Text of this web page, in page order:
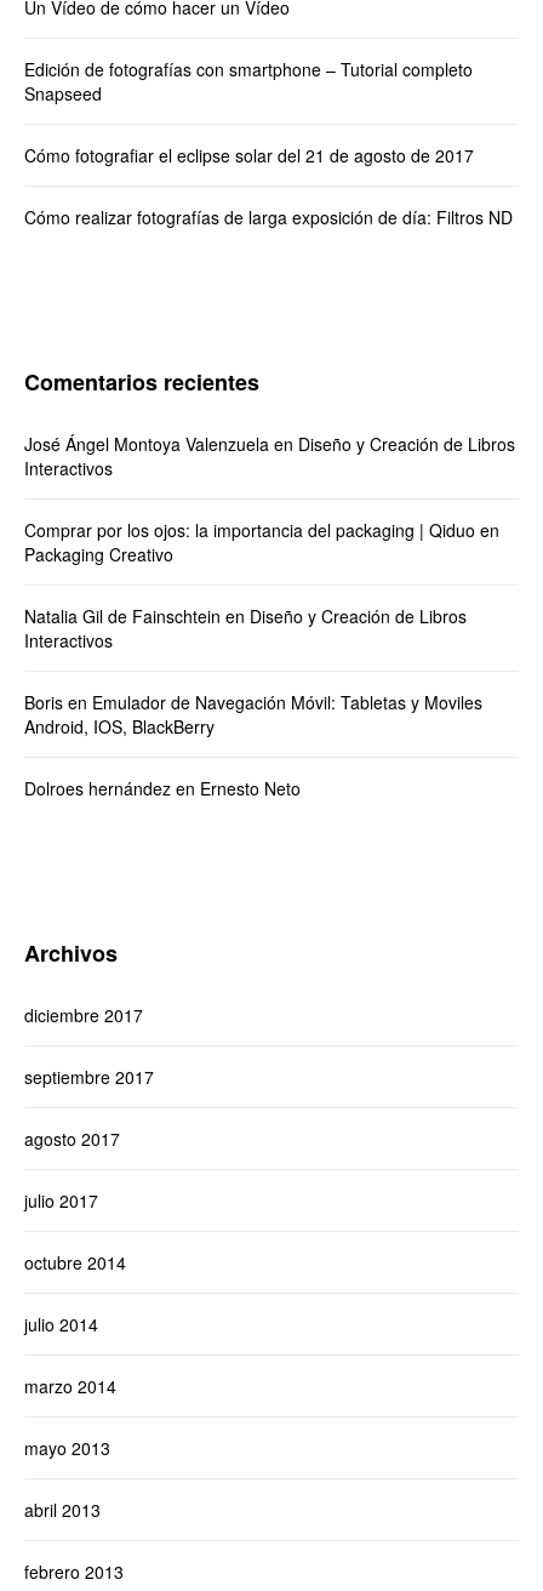
Un Vídeo de cómo hacer un Vídeo
Edición de fotografías con smartphone – Tutorial completo
Snapseed
Cómo fotografiar el eclipse solar del 21 de agosto de 2017
Cómo realizar fotografías de larga exposición de día: Filtros ND
Comentarios recientes
José Ángel Montoya Valenzuela en Diseño y Creación de Libros
Interactivos
Comprar por los ojos: la importancia del packaging | Qiduo en
Packaging Creativo
Natalia Gil de Fainschtein en Diseño y Creación de Libros
Interactivos
Boris en Emulador de Navegación Móvil: Tabletas y Moviles
Android, IOS, BlackBerry
Dolroes hernández en Ernesto Neto
Archivos
diciembre 2017
septiembre 2017
agosto 2017
julio 2017
octubre 2014
julio 2014
marzo 2014
mayo 2013
abril 2013
febrero 2013